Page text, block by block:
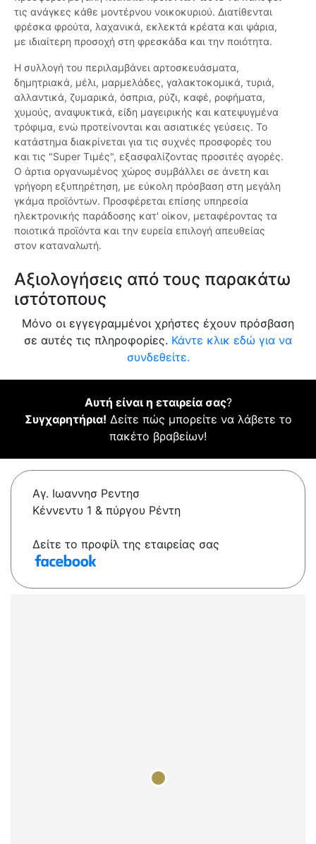
τις ανάγκες κάθε μοντέρνου νοικοκυριού. Διατίθενται
φρέσκα φρούτα, λαχανικά, εκλεκτά κρέατα και ψάρια,
με ιδιαίτερη προσοχή στη φρεσκάδα και την ποιότητα.
Η συλλογή του περιλαμβάνει αρτοσκευάσματα,
δημητριακά, μέλι, μαρμελάδες, γαλακτοκομικά, τυριά,
αλλαντικά, ζυμαρικά, όσπρια, ρύζι, καφέ, ροφήματα,
χυμούς, αναψυκτικά, είδη μαγειρικής και κατεψυγμένα
τρόφιμα, ενώ προτείνονται και ασιατικές γεύσεις. Το
κατάστημα διακρίνεται για τις συχνές προσφορές του
και τις "Super Τιμές", εξασφαλίζοντας προσιτές αγορές.
Ο άρτια οργανωμένος χώρος συμβάλλει σε άνετη και
γρήγορη εξυπηρέτηση, με εύκολη πρόσβαση στη μεγάλη
γκάμα προϊόντων. Προσφέρεται επίσης υπηρεσία
ηλεκτρονικής παράδοσης κατ' οίκον, μεταφέροντας τα
ποιοτικά προϊόντα και την ευρεία επιλογή απευθείας
στον καταναλωτή.
Αξιολογήσεις από τους παρακάτω
ιστότοπους
Μόνο οι εγγεγραμμένοι χρήστες έχουν πρόσβαση
σε αυτές τις πληροφορίες. Κάντε κλικ εδώ για να
συνδεθείτε.
Αυτή είναι η εταιρεία σας?
Συγχαρητήρια! Δείτε πώς μπορείτε να λάβετε το
πακέτο βραβείων!
Αγ. Ιωαννησ Ρεντησ
Κέννεντυ 1 & πύργου Ρέντη
Δείτε το προφίλ της εταιρείας σας